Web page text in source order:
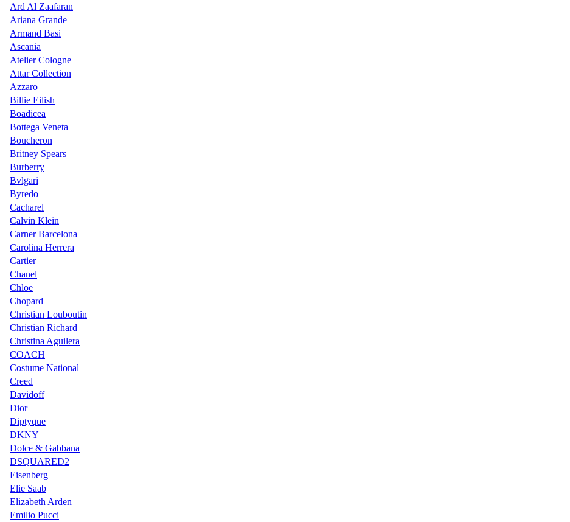
Ard Al Zaafaran
Ariana Grande
Armand Basi
Ascania
Atelier Cologne
Attar Collection
Azzaro
Billie Eilish
Boadicea
Bottega Veneta
Boucheron
Britney Spears
Burberry
Bvlgari
Byredo
Cacharel
Calvin Klein
Carner Barcelona
Carolina Herrera
Cartier
Chanel
Chloe
Chopard
Christian Louboutin
Christian Richard
Christina Aguilera
COACH
Costume National
Creed
Davidoff
Dior
Diptyque
DKNY
Dolce & Gabbana
DSQUARED2
Eisenberg
Elie Saab
Elizabeth Arden
Emilio Pucci